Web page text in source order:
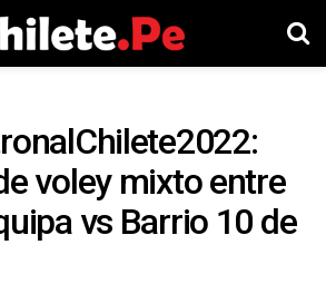
voley mixto entre
vs Barrio 10 de